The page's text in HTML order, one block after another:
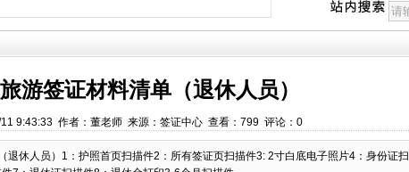
游签证材料清单（退休人员）
9:43:33 作者：董老师 来源：签证中心 查看：799 评论：0
退休人员）1：护照首页扫描件2：所有签证页扫描件3: 2寸白底电子照片4：身份证扫